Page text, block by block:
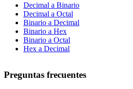
Decimal a Binario
Decimal a Octal
Binario a Decimal
Binario a Hex
Binario a Octal
Hex a Decimal
Preguntas frecuentes